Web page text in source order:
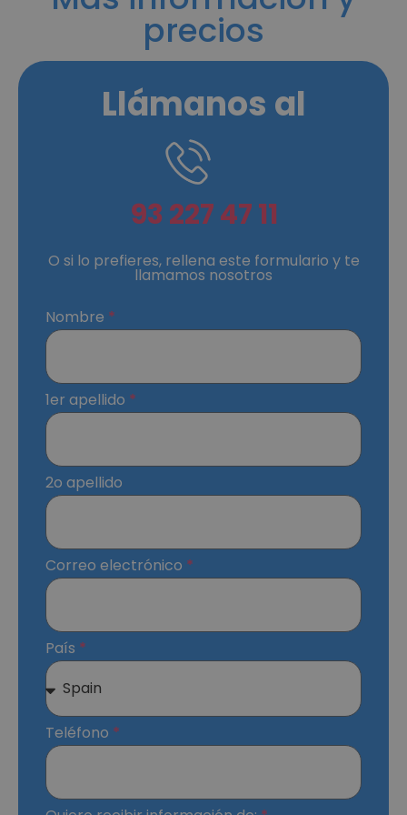
precios
Llámanos al
93 227 47 11
O si lo prefieres, rellena este formulario y te
llamamos nosotros
Nombre
1er apellido
2o apellido
Correo electrónico
País
Teléfono